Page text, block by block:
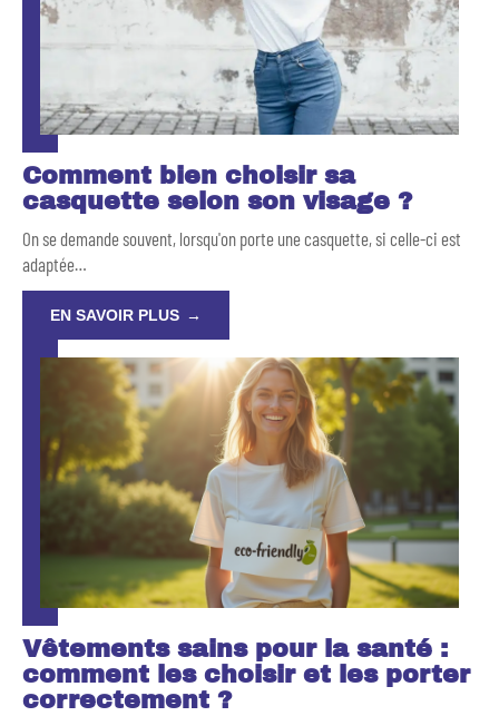
Comment bien choisir sa
casquette selon son visage ?
On se demande souvent, lorsqu'on porte une casquette, si celle-ci est
adaptée…
EN SAVOIR PLUS
Vêtements sains pour la santé :
comment les choisir et les porter
correctement ?